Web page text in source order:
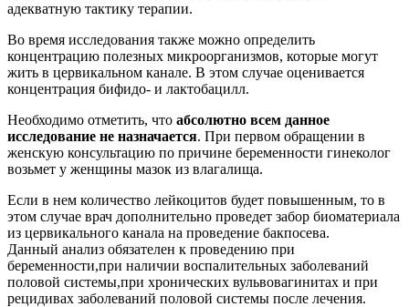
адекватную тактику терапии.
Во время исследования также можно определить
концентрацию полезных микроорганизмов, которые могут
жить в цервикальном канале. В этом случае оценивается
концентрация бифидо- и лактобацилл.
Необходимо отметить, что абсолютно всем данное
исследование не назначается. При первом обращении в
женскую консультацию по причине беременности гинеколог
возьмет у женщины мазок из влагалища.
Если в нем количество лейкоцитов будет повышенным, то в
этом случае врач дополнительно проведет забор биоматериала
из цервикального канала на проведение бакпосева.
Данный анализ обязателен к проведению при
беременности,при наличии воспалительных заболеваний
половой системы,при хронических вульвовагинитах и при
рецидивах заболеваний половой системы после лечения.